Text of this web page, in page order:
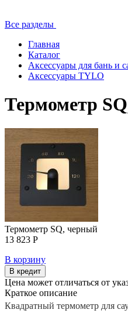
Все разделы
Главная
Каталог
Аксессуары для бань и
Аксессуары TYLO
Термометр
Термометр SQ, черный
13 823 Р
В корзину
В кредит
Цена может отличаться от
Краткое описание
Квадратный термометр для